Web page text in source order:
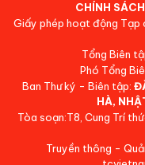
CHÍNH
Giấy phép hoạt động
Tổng Biên
Phó Tổng
Ban Thư ký - Biên tập:
HÀ,
Tòa soạn:T8, Cung Trí
Truyền thông -